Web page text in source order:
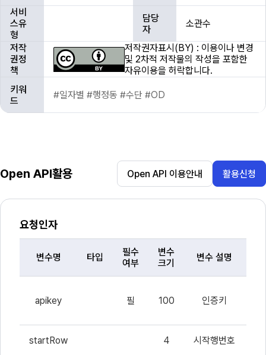
서비
스유
형
담당
자
소관수
저작
권정
책
저작권자표시(BY) : 이용이나 변경
및 2차적 저작물의 작성을 포함한
자유이용을 허락합니다.
키워
드
#일자별 #행정동 #수단 #OD
Open API활용 Open API 이용안내 활용신청
요청인자
목
변수명 타입
필수
여부
변수
크기
변수 설명
apikey 필 100 인증키
startRow 4 시작행번호